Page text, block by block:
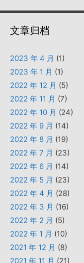
文章归档
2023 年 4 月 (1)
2023 年 1 月 (1)
2022 年 12 月 (5)
2022 年 11 月 (7)
2022 年 10 月 (24)
2022 年 9 月 (14)
2022 年 8 月 (19)
2022 年 7 月 (23)
2022 年 6 月 (14)
2022 年 5 月 (23)
2022 年 4 月 (28)
2022 年 3 月 (16)
2022 年 2 月 (5)
2022 年 1 月 (10)
2021 年 12 月 (8)
2021 年 11 月 (21)